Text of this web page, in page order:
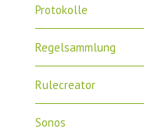
Protokolle
Regelsammlung
Rulecreator
Sonos